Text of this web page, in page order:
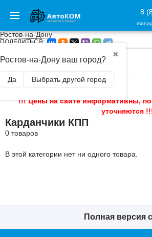
8
Ростов-на-Дону
✖
Ростов-на-Дону ваш город?
Да Выбрать другой город
ПОДЕЛИТЬСЯ:
ГЛАВНАЯ / КПП / КАРДАНЧИКИ КПП
!!! Цены на сайте информативны,
уточняются
Карданчики КПП
0 товаров
В этой категории нет ни одного товара.
Полная версия